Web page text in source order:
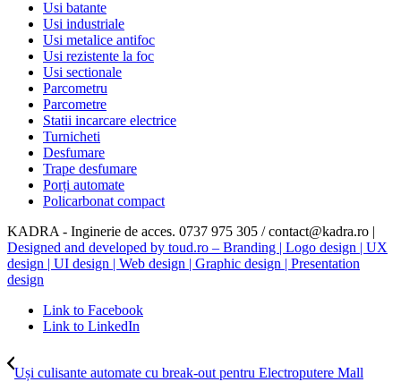
Usi batante
Usi industriale
Usi metalice antifoc
Usi rezistente la foc
Usi sectionale
Parcometru
Parcometre
Statii incarcare electrice
Turnicheti
Desfumare
Trape desfumare
Porți automate
Policarbonat compact
KADRA - Inginerie de acces. 0737 975 305 / contact@kadra.ro |
Designed and developed by toud.ro – Branding | Logo design | UX
design | UI design | Web design | Graphic design | Presentation
design
Link to Facebook
Link to LinkedIn
Uși culisante automate cu break-out pentru Electroputere Mall